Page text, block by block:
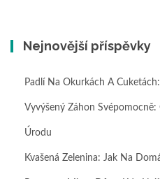
Nejnovější příspěvky
Padlí Na Okurkách A
Vyvýšený Záhon
Úrodu
Kvašená Zelenina: Jak Na